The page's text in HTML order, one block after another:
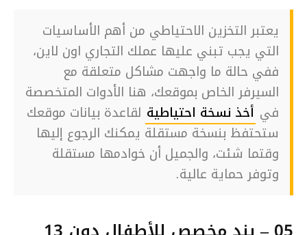
يعتبر التخزين الاحتياطي من أهم الأساسيات
التي يجب تبني عليها عملك التجاري اون لاين،
ففي حالة ما واجهت مشاكل متعلقة مع
السيرفر الخاص بموقعك، هنا الأدوات المتخصصة
في أخذ نسخة احتياطية لقاعدة بيانات موقعك
ستحتفظ بنسخة مستقلة يمكنك الرجوع إليها
وقتما شئت، والجميل أن خوادمها مستقلة
وتوفر حماية عالية.